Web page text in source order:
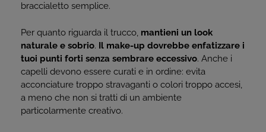
braccialetto semplice.
Per quanto riguarda il trucco, mantieni un look
naturale e sobrio. Il make-up dovrebbe enfatizzare i
tuoi punti forti senza sembrare eccessivo. Anche i
capelli devono essere curati e in ordine: evita
acconciature troppo stravaganti o colori troppo accesi,
a meno che non si tratti di un ambiente
particolarmente creativo.